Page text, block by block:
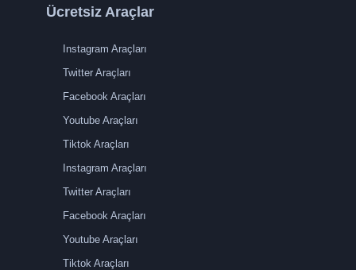
Ücretsiz Araçlar
Instagram Araçları
Twitter Araçları
Facebook Araçları
Youtube Araçları
Tiktok Araçları
Instagram Araçları
Twitter Araçları
Facebook Araçları
Youtube Araçları
Tiktok Araçları